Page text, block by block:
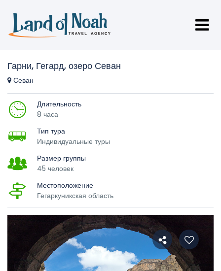
Гарни, Гегард, озеро Севан
Севан
Длительность
8 часа
Тип тура
Индивидуальные туры
Размер группы
45 человек
Местоположение
Гегаркуникская область